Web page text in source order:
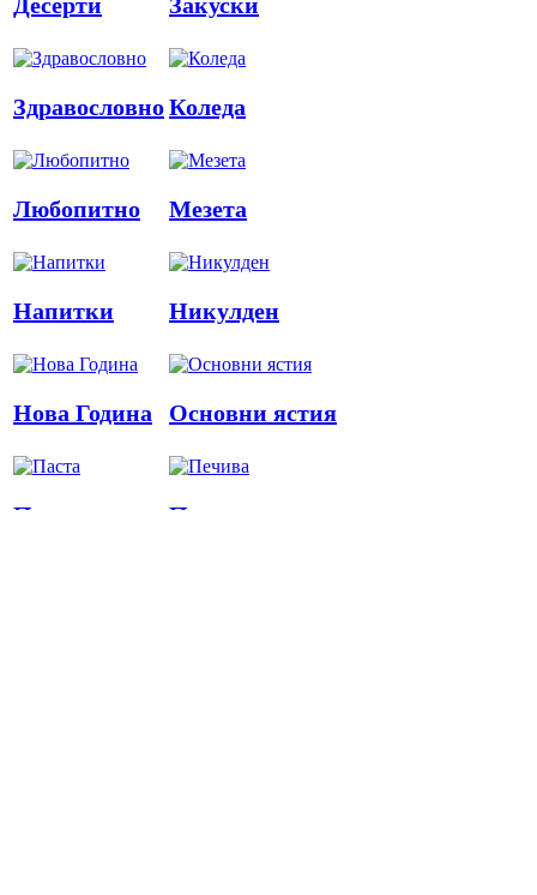
ЗдравословноКоледа
Любопитно Мезета
Напитки Никулден
Нова Година Основни ястия
Паста Печива